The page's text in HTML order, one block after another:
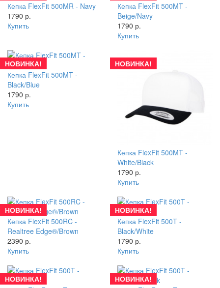
Кепка FlexFit 500MR - Navy
1790 р.
Купить
Кепка FlexFit 500MT -
Beige/Navy
1790 р.
Купить
НОВИНКА!
Кепка FlexFit 500MT -
Black/Blue
1790 р.
Купить
НОВИНКА!
Кепка FlexFit 500MT -
White/Black
1790 р.
Купить
НОВИНКА!
Кепка FlexFit 500RC -
Realtree Edge®/Brown
2390 р.
Купить
НОВИНКА!
Кепка FlexFit 500T -
Black/White
1790 р.
Купить
НОВИНКА!
НОВИНКА!